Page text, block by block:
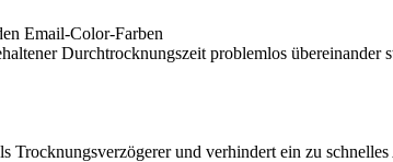
Email-Color-Farben
Durchtrocknungszeit problemlos übereinander
und verhindert ein zu